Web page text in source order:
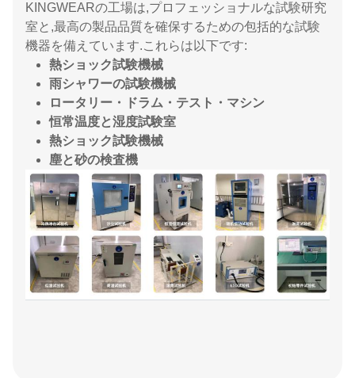
KINGWEARの工場は,プロフェッショナルな試験研究
室と,最高の製品品質を確保するための包括的な試験
機器を備えています.これらは以下です:
熱ショック試験機械
雨シャワーの試験機械
ロータリー・ドラム・テスト・マシン
恒常温度と湿度試験室
熱ショック試験機械
塵と砂の検査機